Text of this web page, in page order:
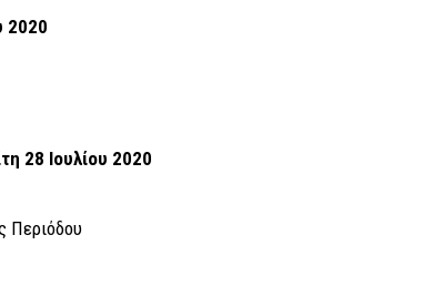
2020
28 Ιουλίου 2020
Περιόδου